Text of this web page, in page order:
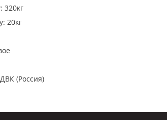
320кг
20кг
(Россия)